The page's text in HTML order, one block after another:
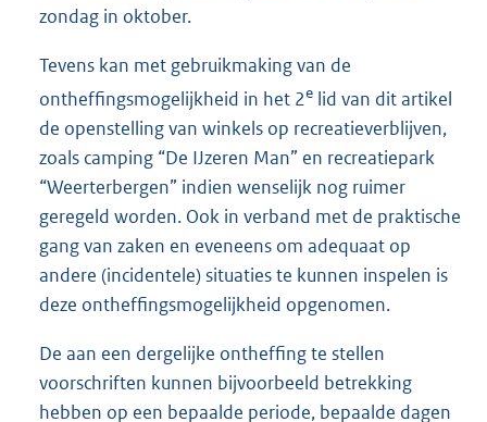
zondag in oktober.
Tevens kan met gebruikmaking van de
ontheffingsmogelijkheid in het 2e lid van dit artikel
de openstelling van winkels op recreatieverblijven,
zoals camping “De IJzeren Man” en recreatiepark
“Weerterbergen” indien wenselijk nog ruimer
geregeld worden. Ook in verband met de praktische
gang van zaken en eveneens om adequaat op
andere (incidentele) situaties te kunnen inspelen is
deze ontheffingsmogelijkheid opgenomen.
De aan een dergelijke ontheffing te stellen
voorschriften kunnen bijvoorbeeld betrekking
hebben op een bepaalde periode, bepaalde dagen